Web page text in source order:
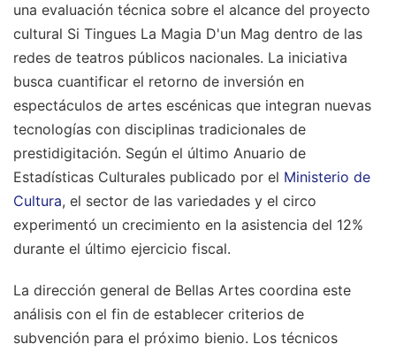
una evaluación técnica sobre el alcance del proyecto
cultural Si Tingues La Magia D'un Mag dentro de las
redes de teatros públicos nacionales. La iniciativa
busca cuantificar el retorno de inversión en
espectáculos de artes escénicas que integran nuevas
tecnologías con disciplinas tradicionales de
prestidigitación. Según el último Anuario de
Estadísticas Culturales publicado por el Ministerio de
Cultura, el sector de las variedades y el circo
experimentó un crecimiento en la asistencia del 12%
durante el último ejercicio fiscal.
La dirección general de Bellas Artes coordina este
análisis con el fin de establecer criterios de
subvención para el próximo bienio. Los técnicos